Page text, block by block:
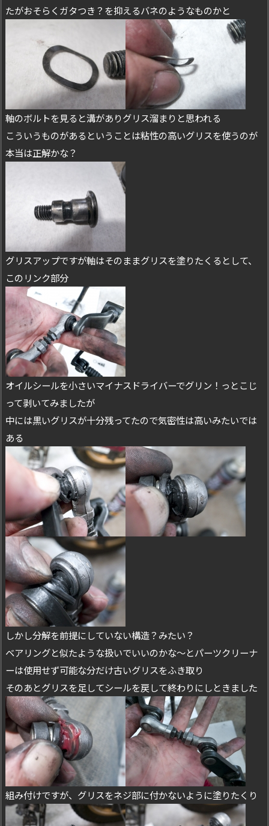
たがおそらくガタつき？を抑えるバネのようなものかと
軸のボルトを見ると溝がありグリス溜まりと思われる
こういうものがあるということは粘性の高いグリスを使うのが
本当は正解かな？
グリスアップですが軸はそのままグリスを塗りたくるとして、
このリンク部分
オイルシールを小さいマイナスドライバーでグリン！っとこじ
って剥いてみましたが
中には黒いグリスが十分残ってたので気密性は高いみたいでは
ある
しかし分解を前提にしていない構造？みたい？
ベアリングと似たような扱いでいいのかな～とパーツクリーナ
ーは使用せず可能な分だけ古いグリスをふき取り
そのあとグリスを足してシールを戻して終わりにしときました
組み付けですが、グリスをネジ部に付かないように塗りたくり